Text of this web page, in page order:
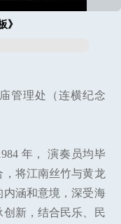
》
管理处（连横纪念
年， 演奏员均毕
将江南丝竹与黄龙
涵和意境，深受海
新，结合民乐、民